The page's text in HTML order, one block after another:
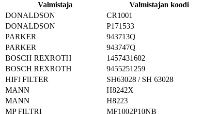
Valmistaja
Valmistajan koodi
DONALDSON
CR1001
DONALDSON
P171533
PARKER
943713Q
PARKER
943747Q
BOSCH REXROTH
1457431602
BOSCH REXROTH
9455251259
HIFI FILTER
SH63028 / SH 63028
MANN
H8242X
MANN
H8223
MP FILTRI
MF1002P10NB